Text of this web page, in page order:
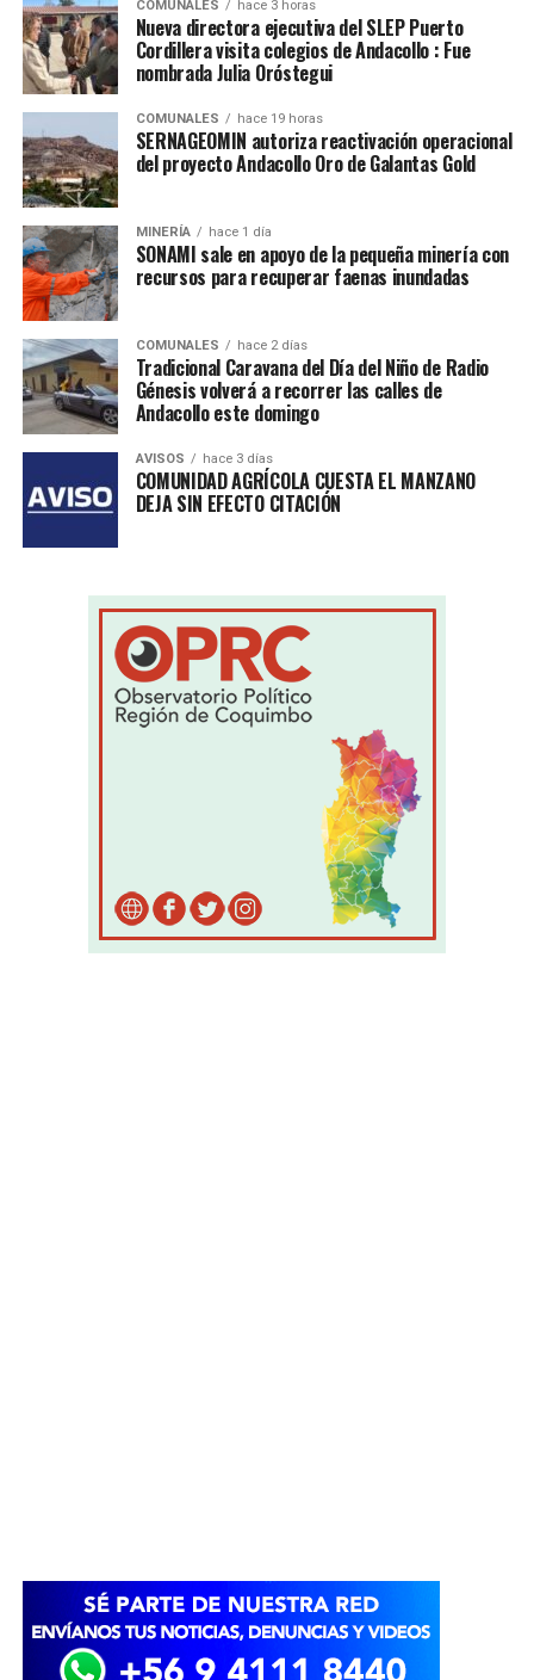
COMUNALES hace 3 horas
Nueva directora ejecutiva del SLEP Puerto
Cordillera visita colegios de Andacollo : Fue
nombrada Julia Oróstegui
COMUNALES hace 19 horas
SERNAGEOMIN autoriza reactivación operacional
del proyecto Andacollo Oro de Galantas Gold
MINERÍA hace 1 día
SONAMI sale en apoyo de la pequeña minería con
recursos para recuperar faenas inundadas
COMUNALES hace 2 días
Tradicional Caravana del Día del Niño de Radio
Génesis volverá a recorrer las calles de
Andacollo este domingo
AVISOS hace 3 días
COMUNIDAD AGRÍCOLA CUESTA EL MANZANO
DEJA SIN EFECTO CITACIÓN